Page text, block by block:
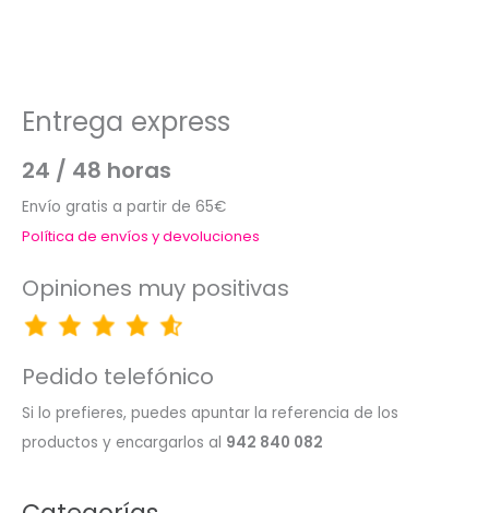
Entrega express
24 / 48 horas
Envío gratis a partir de 65€
Política de envíos y devoluciones
Opiniones muy positivas
Pedido telefónico
Si lo prefieres, puedes apuntar la referencia de los
productos y encargarlos al 942 840 082